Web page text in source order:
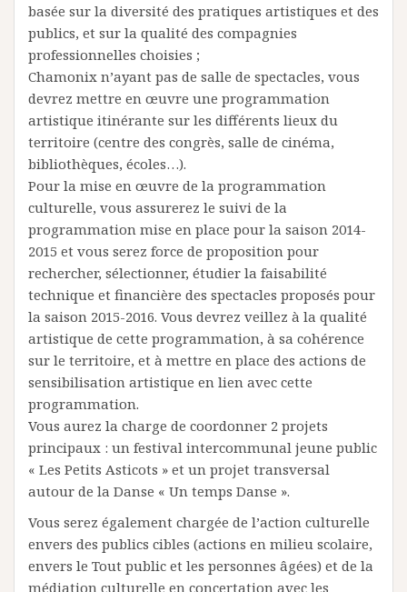
basée sur la diversité des pratiques artistiques et des
publics, et sur la qualité des compagnies
professionnelles choisies ;
Chamonix n’ayant pas de salle de spectacles, vous
devrez mettre en œuvre une programmation
artistique itinérante sur les différents lieux du
territoire (centre des congrès, salle de cinéma,
bibliothèques, écoles…).
Pour la mise en œuvre de la programmation
culturelle, vous assurerez le suivi de la
programmation mise en place pour la saison 2014-
2015 et vous serez force de proposition pour
rechercher, sélectionner, étudier la faisabilité
technique et financière des spectacles proposés pour
la saison 2015-2016. Vous devrez veillez à la qualité
artistique de cette programmation, à sa cohérence
sur le territoire, et à mettre en place des actions de
sensibilisation artistique en lien avec cette
programmation.
Vous aurez la charge de coordonner 2 projets
principaux : un festival intercommunal jeune public
« Les Petits Asticots » et un projet transversal
autour de la Danse « Un temps Danse ».
Vous serez également chargée de l’action culturelle
envers des publics cibles (actions en milieu scolaire,
envers le Tout public et les personnes âgées) et de la
médiation culturelle en concertation avec les